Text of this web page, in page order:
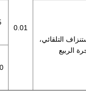
0.01
التلقائي،
الربيع